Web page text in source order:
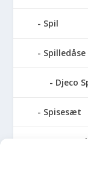
Spil
Spilledåse
Djeco
Spisesæt